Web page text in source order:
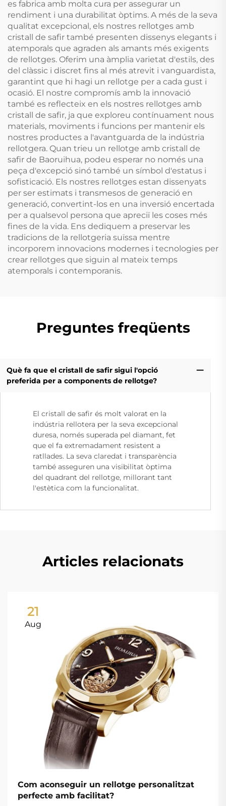
es fabrica amb molta cura per assegurar un
rendiment i una durabilitat òptims. A més de la seva
qualitat excepcional, els nostres rellotges amb
cristall de safir també presenten dissenys elegants i
atemporals que agraden als amants més exigents
de rellotges. Oferim una àmplia varietat d'estils, des
del clàssic i discret fins al més atrevit i vanguardista,
garantint que hi hagi un rellotge per a cada gust i
ocasió. El nostre compromís amb la innovació
també es reflecteix en els nostres rellotges amb
cristall de safir, ja que exploreu contínuament nous
materials, moviments i funcions per mantenir els
nostres productes a l'avantguarda de la indústria
rellotgera. Quan trieu un rellotge amb cristall de
safir de Baoruihua, podeu esperar no només una
peça d'excepció sinó també un símbol d'estatus i
sofisticació. Els nostres rellotges estan dissenyats
per ser estimats i transmesos de generació en
generació, convertint-los en una inversió encertada
per a qualsevol persona que apreciï les coses més
fines de la vida. Ens dediquem a preservar les
tradicions de la rellotgeria suïssa mentre
incorporem innovacions modernes i tecnologies per
crear rellotges que siguin al mateix temps
atemporals i contemporanis.
Preguntes freqüents
Què fa que el cristall de safir sigui l'opció
preferida per a components de rellotge?
El cristall de safir és molt valorat en la
indústria rellotera per la seva excepcional
duresa, només superada pel diamant, fet
que el fa extremadament resistent a
ratllades. La seva claredat i transparència
també asseguren una visibilitat òptima
del quadrant del rellotge, millorant tant
l'estètica com la funcionalitat.
Articles relacionats
21
Aug
Com aconseguir un rellotge personalitzat
perfecte amb facilitat?